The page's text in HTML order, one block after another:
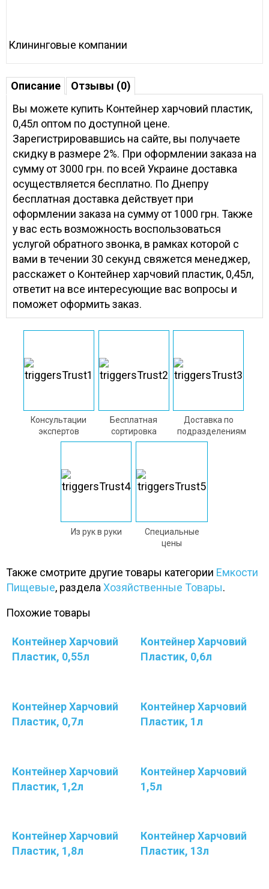
Клининговые компании
Описание
Отзывы (0)
Вы можете купить Контейнер харчовий пластик,
0,45л оптом по доступной цене.
Зарегистрировавшись на сайте, вы получаете
скидку в размере 2%. При оформлении заказа на
сумму от 3000 грн. по всей Украине доставка
осуществляется бесплатно. По Днепру
бесплатная доставка действует при
оформлении заказа на сумму от 1000 грн. Также
у вас есть возможность воспользоваться
услугой обратного звонка, в рамках которой с
вами в течении 30 секунд свяжется менеджер,
расскажет о Контейнер харчовий пластик, 0,45л,
ответит на все интересующие вас вопросы и
поможет оформить заказ.
Консультации
экспертов
Бесплатная
сортировка
Доставка по
подразделениям
Из рук в руки
Специальные
цены
Также смотрите другие товары категории Емкости
Пищевые, разделаХозяйственные Товары.
Похожие товары
Контейнер Харчовий
Пластик, 0,55л
Контейнер Харчовий
Пластик, 0,6л
Контейнер Харчовий
Пластик, 0,7л
Контейнер Харчовий
Пластик, 1л
Контейнер Харчовий
Пластик, 1,2л
Контейнер Харчовий
1,5л
Контейнер Харчовий
Пластик, 1,8л
Контейнер Харчовий
Пластик, 13л